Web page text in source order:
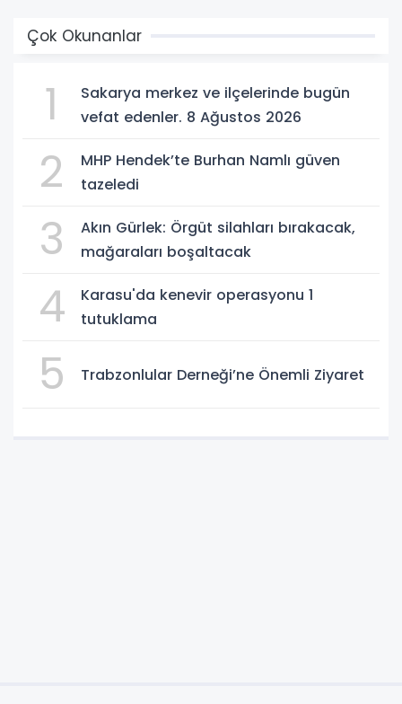
Çok Okunanlar
1
Sakarya merkez ve ilçelerinde bugün
vefat edenler. 8 Ağustos 2026
2
MHP Hendek’te Burhan Namlı güven
tazeledi
3
Akın Gürlek: Örgüt silahları bırakacak,
mağaraları boşaltacak
4
Karasu'da kenevir operasyonu 1
tutuklama
5 Trabzonlular Derneği’ne Önemli Ziyaret